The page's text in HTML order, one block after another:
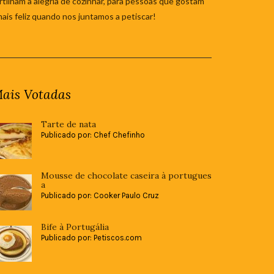
feliz quando nos juntamos a petiscar!
Votadas
Tarte de nata
Publicado por: Chef Chefinho
Mousse de chocolate caseira à portugues
a
Publicado por: Cooker Paulo Cruz
Bife à Portugália
Publicado por: Petiscos.com